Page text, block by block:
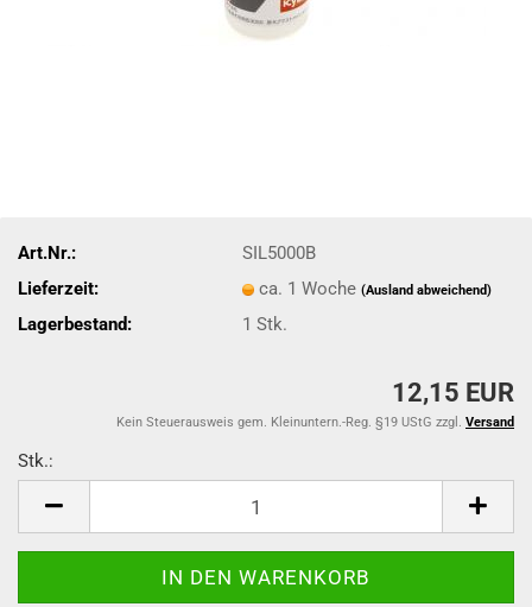
Art.Nr.:
SIL5000B
Lieferzeit:
ca. 1 Woche(Ausland abweichend)
Lagerbestand: 1Stk.
12,15 EUR
Kein Steuerausweis gem. Kleinuntern.-Reg. §19 UStG zzgl. Versand
Stk.: